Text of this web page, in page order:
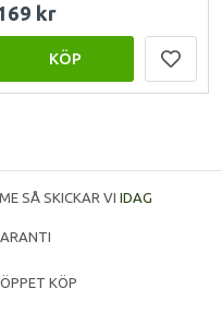
kr
KÖP
SÅ SKICKAR VI IDAG
KÖP